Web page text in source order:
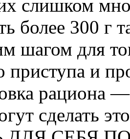
слишком
более 300 г
шагом для
приступа и
рациона
сделать